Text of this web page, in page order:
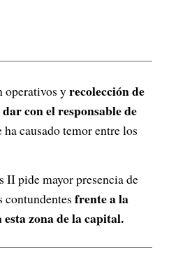
operativos yrecolección de
con el responsable de
ha causado temor entre los
pide mayor presencia de
contundentes frente a la
zona de la capital.